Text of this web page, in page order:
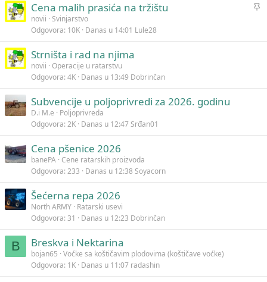
Cena malih prasića na tržištu
novii Svinjarstvo
Odgovora 10K Danas u 14:01 Lule28
Strništa i rad na njima
novii Operacije u ratarstvu
Odgovora 4K Danas u 13:49 Dobrinčan
Subvencije u poljoprivredi za 2026. godinu
D.i M.e
Poljoprivreda
Odgovora 2K Danas u 12:47Srđan01
Cena pšenice 2026
banePA Cene ratarskih proizvoda
Odgovora 233 Danas u 12:38 Soyacorn
Šećerna repa 2026
North ARMY Ratarski usevi
Odgovora 31 Danas u 12:23 Dobrinčan
B Breskva i Nektarina
bojan65 Voćke sa koštičavim plodovima (koštičave voćke)
Odgovora 1K Danas u 11:07 radashin